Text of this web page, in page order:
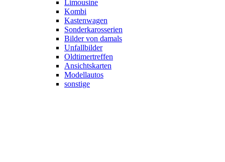
Limousine
Kombi
Kastenwagen
Sonderkarosserien
Bilder von damals
Unfallbilder
Oldtimertreffen
Ansichtskarten
Modellautos
sonstige